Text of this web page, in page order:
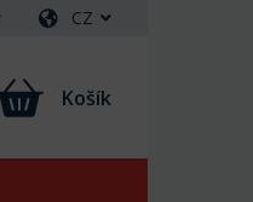
CZ
Košík